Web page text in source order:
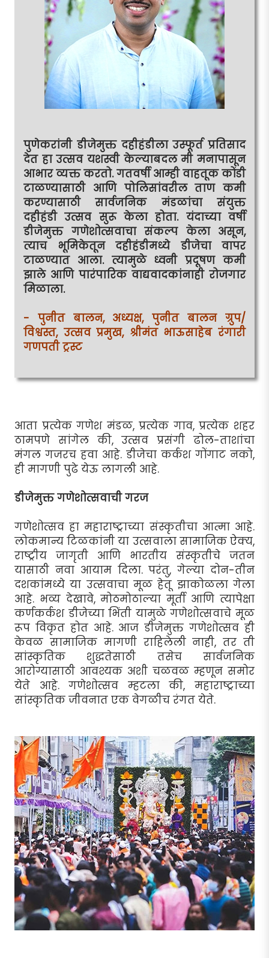
पुणेकरांनी डीजेमुक्त दहीहंडीला उस्फूर्त प्रतिसाद
देत हा उत्सव यशस्वी केल्याबदल मी मनापासून
आभार व्यक्त करतो. गतवर्षी आम्ही वाहतूक कोंडी
टाळण्यासाठी आणि पोलिसांवरील ताण कमी
करण्यासाठी सार्वजनिक मंडळांचा संयुक्त
दहीहंडी उत्सव सुरू केला होता. यंदाच्या वर्षी
डीजेमुक्त गणेशोत्सवाचा संकल्प केला असून,
त्याच भूमिकेतून दहीहंडीमध्ये डीजेचा वापर
टाळण्यात आला. त्यामुळे ध्वनी प्रदूषण कमी
झाले आणि पारंपारिक वाद्यवादकांनाही रोजगार
मिळाला.
- पुनीत बालन, अध्यक्ष, पुनीत बालन ग्रुप/
विश्वस्त, उत्सव प्रमुख, श्रीमंत भाऊसाहेब रंगारी
गणपती ट्रस्ट
आता प्रत्येक गणेश मंडळ, प्रत्येक गाव, प्रत्येक शहर
ठामपणे सांगेल की, उत्सव प्रसंगी ढोल-ताशांचा
मंगल गजरच हवा आहे. डीजेचा कर्कश गोंगाट नको,
ही मागणी पुढे येऊ लागली आहे.
डीजेमुक्त गणेशोत्सवाची गरज
गणेशोत्सव हा महाराष्ट्राच्या संस्कृतीचा आत्मा आहे.
लोकमान्य टिळकांनी या उत्सवाला सामाजिक ऐक्य,
राष्ट्रीय जागृती आणि भारतीय संस्कृतीचे जतन
यासाठी नवा आयाम दिला. परंतु, गेल्या दोन-तीन
दशकांमध्ये या उत्सवाचा मूळ हेतू झाकोळला गेला
आहे. भव्य देखावे, मोठमोठाल्या मूर्ती आणि त्यापेक्षा
कर्णकर्कश डीजेच्या भिंती यामुळे गणेशोत्सवाचे मूळ
रूप विकृत होत आहे. आज डीजेमुक्त गणेशोत्सव ही
केवळ सामाजिक मागणी राहिलेली नाही, तर ती
सांस्कृतिक शुद्धतेसाठी तसेच सार्वजनिक
आरोग्यासाठी आवश्यक अशी चळवळ म्हणून समोर
येते आहे. गणेशोत्सव म्हटला की, महाराष्ट्राच्या
सांस्कृतिक जीवनात एक वेगळीच रंगत येते.